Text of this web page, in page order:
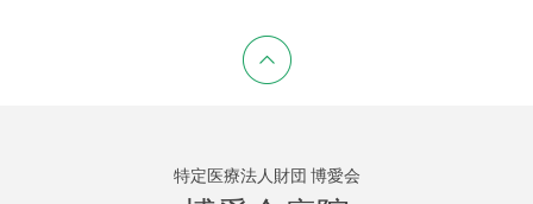
特定医療法人財団 博愛会